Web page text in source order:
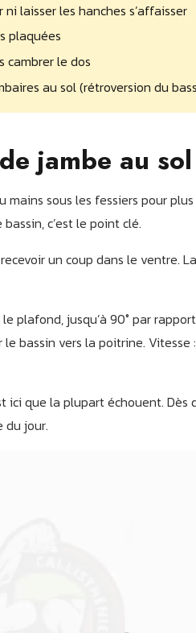
laisser les hanches s’affaisser
plaquées
cambrer le dos
au sol (rétroversion du
jambe au sol
sous les fessiers pour
c’est le point clé.
un coup dans le ventre.
le plafond, jusqu’à 90° par
bassin vers la poitrine. Vitesse :
ici que la plupart échouent. Dès
du jour.